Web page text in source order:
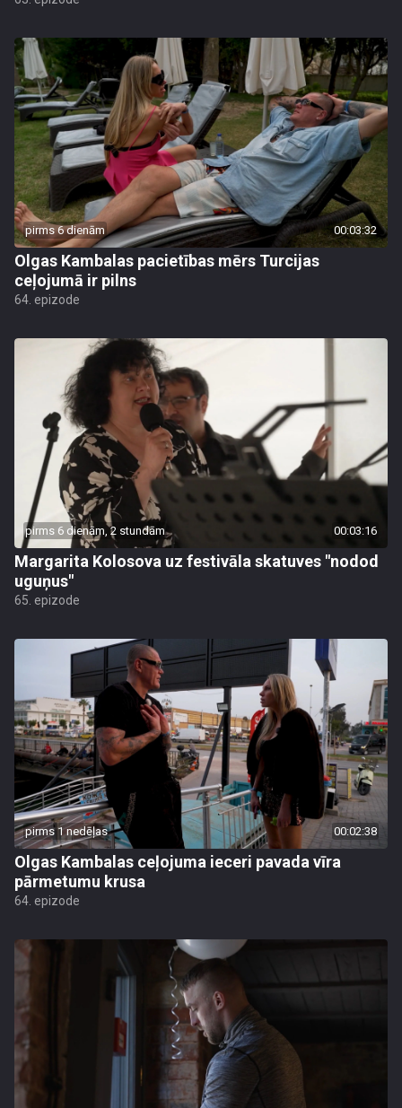
pirms 6 dienām 00:03:32
Olgas Kambalas pacietības mērs Turcijas
ceļojumā ir pilns
64. epizode
pirms 6 dienām, 2 stundām 00:03:16
Margarita Kolosova uz festivāla skatuves "nodod
uguņus"
65. epizode
pirms 1 nedēļas 00:02:38
Olgas Kambalas ceļojuma ieceri pavada vīra
pārmetumu krusa
64. epizode